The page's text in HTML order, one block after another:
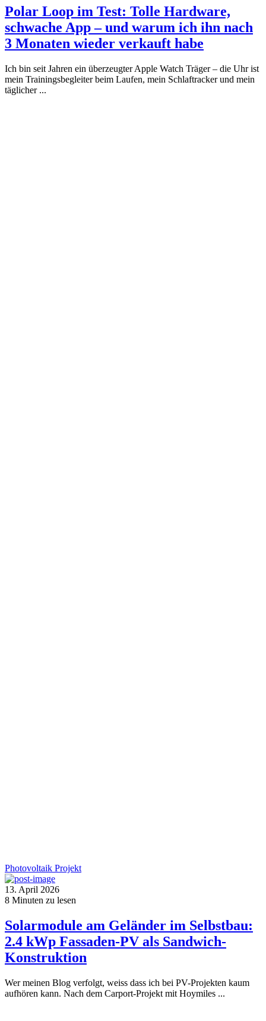
Polar Loop im Test: Tolle Hardware,
schwache App – und warum ich ihn nach
3 Monaten wieder verkauft habe
Ich bin seit Jahren ein überzeugter Apple Watch Träger – die Uhr ist
mein Trainingsbegleiter beim Laufen, mein Schlaftracker und mein
täglicher ...
Photovoltaik Projekt
13. April 2026
8 Minuten zu lesen
Solarmodule am Geländer im Selbstbau:
2.4 kWp Fassaden-PV als Sandwich-
Konstruktion
Wer meinen Blog verfolgt, weiss dass ich bei PV-Projekten kaum
aufhören kann. Nach dem Carport-Projekt mit Hoymiles ...